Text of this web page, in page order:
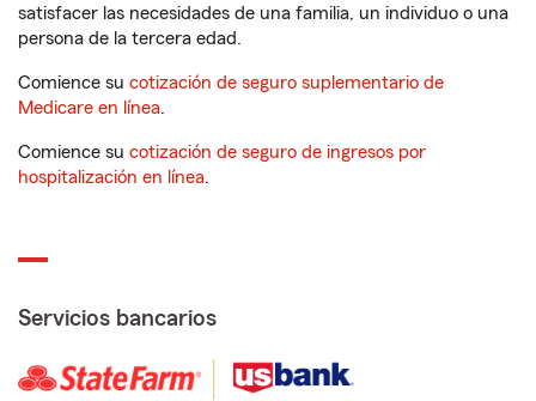
satisfacer las necesidades de una familia, un individuo o una
persona de la tercera edad.
Comience su cotización de seguro suplementario de
Medicare en línea.
Comience su cotización de seguro de ingresos por
hospitalización en línea.
Servicios bancarios